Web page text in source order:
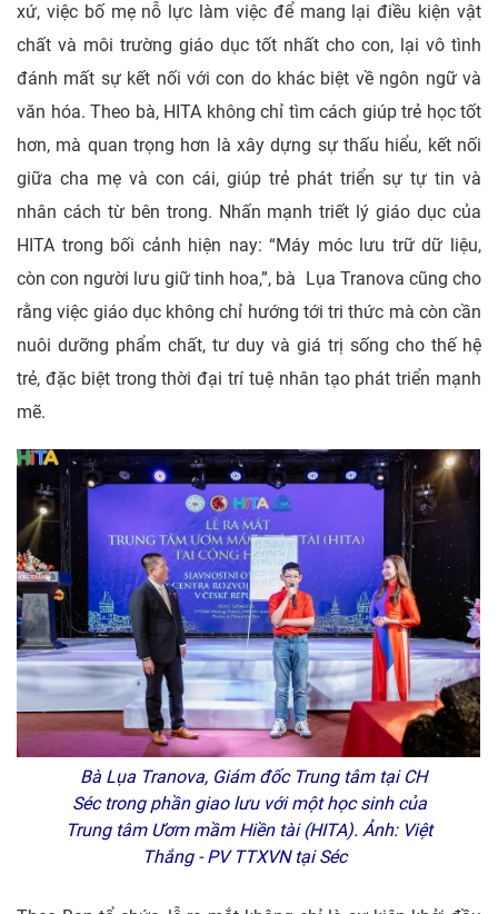
xứ, việc bố mẹ nỗ lực làm việc để mang lại điều kiện vật
chất và môi trường giáo dục tốt nhất cho con, lại vô tình
đánh mất sự kết nối với con do khác biệt về ngôn ngữ và
văn hóa. Theo bà, HITA không chỉ tìm cách giúp trẻ học tốt
hơn, mà quan trọng hơn là xây dựng sự thấu hiểu, kết nối
giữa cha mẹ và con cái, giúp trẻ phát triển sự tự tin và
nhân cách từ bên trong. Nhấn mạnh triết lý giáo dục của
HITA trong bối cảnh hiện nay: “Máy móc lưu trữ dữ liệu,
còn con người lưu giữ tinh hoa,”, bà Lụa Tranova cũng cho
rằng việc giáo dục không chỉ hướng tới tri thức mà còn cần
nuôi dưỡng phẩm chất, tư duy và giá trị sống cho thế hệ
trẻ, đặc biệt trong thời đại trí tuệ nhân tạo phát triển mạnh
mẽ.
Bà Lụa Tranova, Giám đốc Trung tâm tại CH
Séc trong phần giao lưu với một học sinh của
Trung tâm Ươm mầm Hiền tài (HITA). Ảnh: Việt
Thắng - PV TTXVN tại Séc